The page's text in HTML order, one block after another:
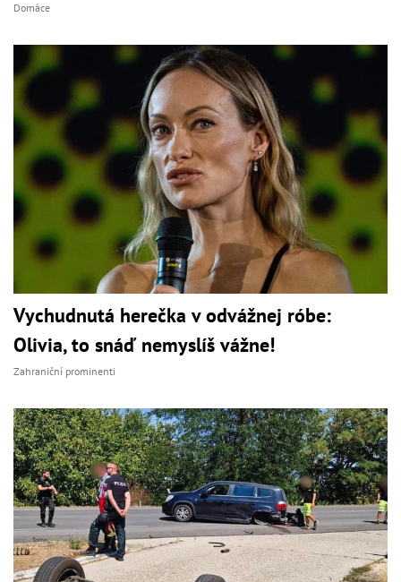
Domáce
Vychudnutá herečka v odvážnej róbe:
Olivia, to snáď nemyslíš vážne!
Zahraniční prominenti